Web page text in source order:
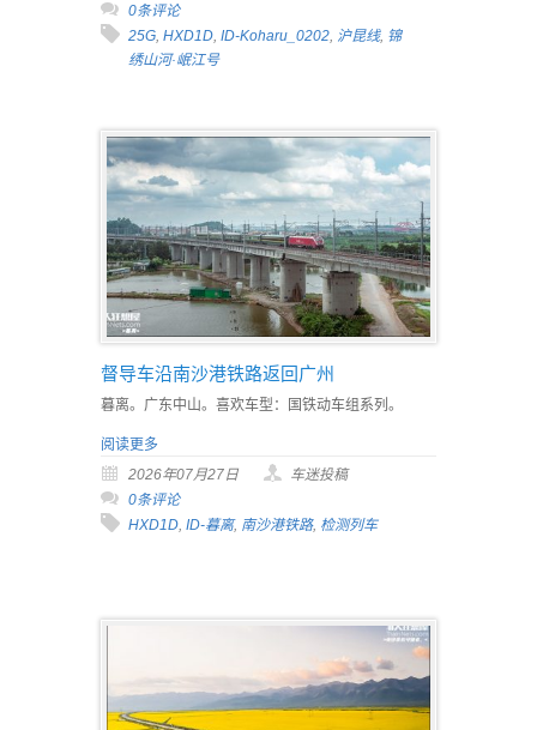
0条评论
25G HXD1D ID-Koharu_0202 沪昆线, 锦
绣山河·岷江号
督导车沿南沙港铁路返回广州
暮离。广东中山。喜欢车型：国铁动车组系列。
阅读更多
2026年07月27日
车迷投稿
0条评论
HXD1D, ID-暮离, 南沙港铁路, 检测列车